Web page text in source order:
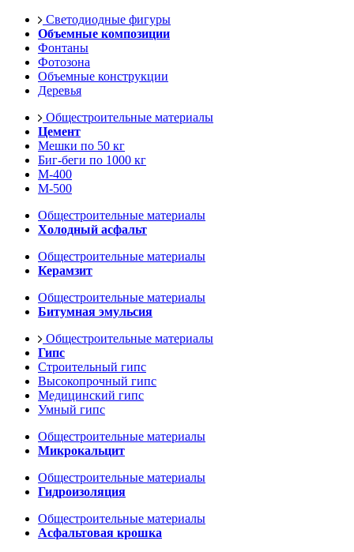
Светодиодные фигуры
Объемные композиции
Фонтаны
Фотозона
Объемные конструкции
Деревья
Общестроительные материалы
Цемент
Мешки по 50 кг
Биг-беги по 1000 кг
М-400
М-500
Общестроительные материалы
Холодный асфальт
Общестроительные материалы
Керамзит
Общестроительные материалы
Битумная эмульсия
Общестроительные материалы
Гипс
Строительный гипс
Высокопрочный гипс
Медицинский гипс
Умный гипс
Общестроительные материалы
Микрокальцит
Общестроительные материалы
Гидроизоляция
Общестроительные материалы
Асфальтовая крошка